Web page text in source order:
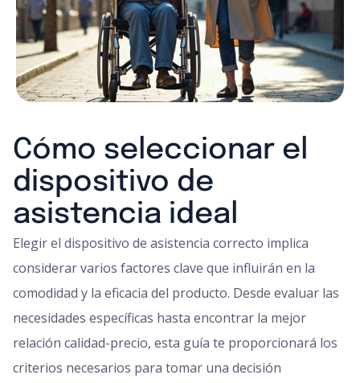
Cómo seleccionar el
dispositivo de
asistencia ideal
Elegir el dispositivo de asistencia correcto implica
considerar varios factores clave que influirán en la
comodidad y la eficacia del producto. Desde evaluar las
necesidades específicas hasta encontrar la mejor
relación calidad-precio, esta guía te proporcionará los
criterios necesarios para tomar una decisión